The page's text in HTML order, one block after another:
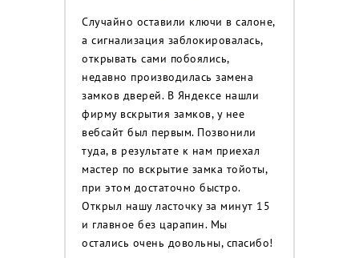
Случайно оставили ключи в салоне,
а сигнализация заблокировалась,
открывать сами побоялись,
недавно производилась замена
замков дверей. В Яндексе нашли
фирму вскрытия замков, у нее
вебсайт был первым. Позвонили
туда, в результате к нам приехал
мастер по вскрытие замка тойоты,
при этом достаточно быстро.
Открыл нашу ласточку за минут 15
и главное без царапин. Мы
остались очень довольны, спасибо!